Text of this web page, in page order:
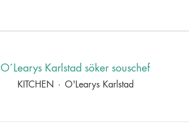
O´Learys Karlstad söker souschef
KITCHEN · O'Learys Karlstad